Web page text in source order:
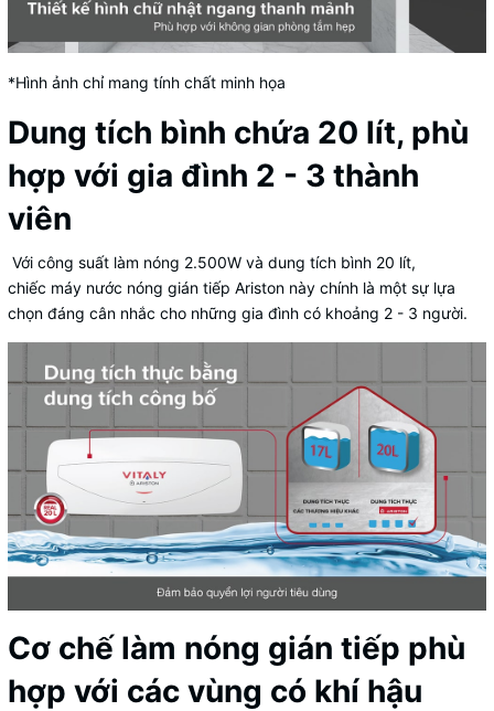
*Hình ảnh chỉ mang tính chất minh họa
Dung tích bình chứa 20 lít, phù
hợp với gia đình 2 - 3 thành
viên
Với công suất làm nóng 2.500W và dung tích bình 20 lít,
chiếc máy nước nóng gián tiếp Ariston này chính là một sự lựa
chọn đáng cân nhắc cho những gia đình có khoảng 2 - 3 người.
Cơ chế làm nóng gián tiếp phù
hợp với các vùng có khí hậu